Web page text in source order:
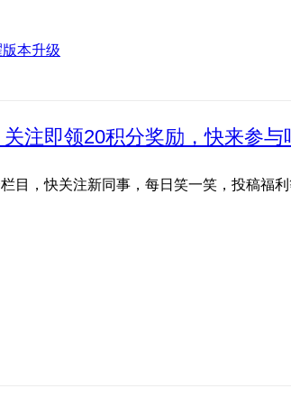
本升级
注即领20积分奖励，快来参与